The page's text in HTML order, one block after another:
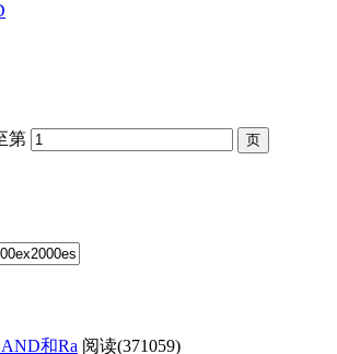
第
和Ra 阅读(371059)